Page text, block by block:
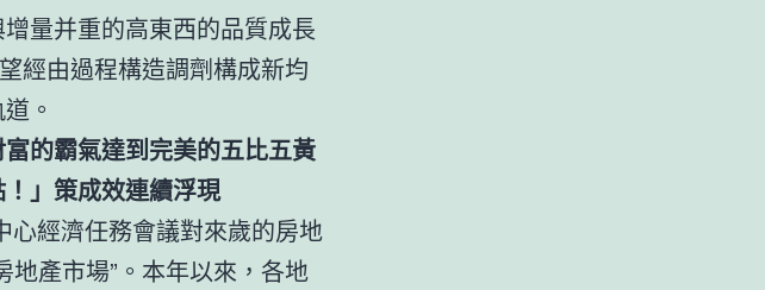
量并重的高東西的品質成長
經由過程構造調劑構成新均
。
的霸氣達到完美的五比五黃
」策成效連續浮現
心經濟任務會議對來歲的房地
地產市場”。本年以來，各地